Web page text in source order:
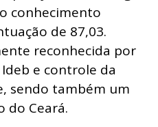
conhecimento
de 87,03.
reconhecida por
e controle da
sendo também um
do Ceará.